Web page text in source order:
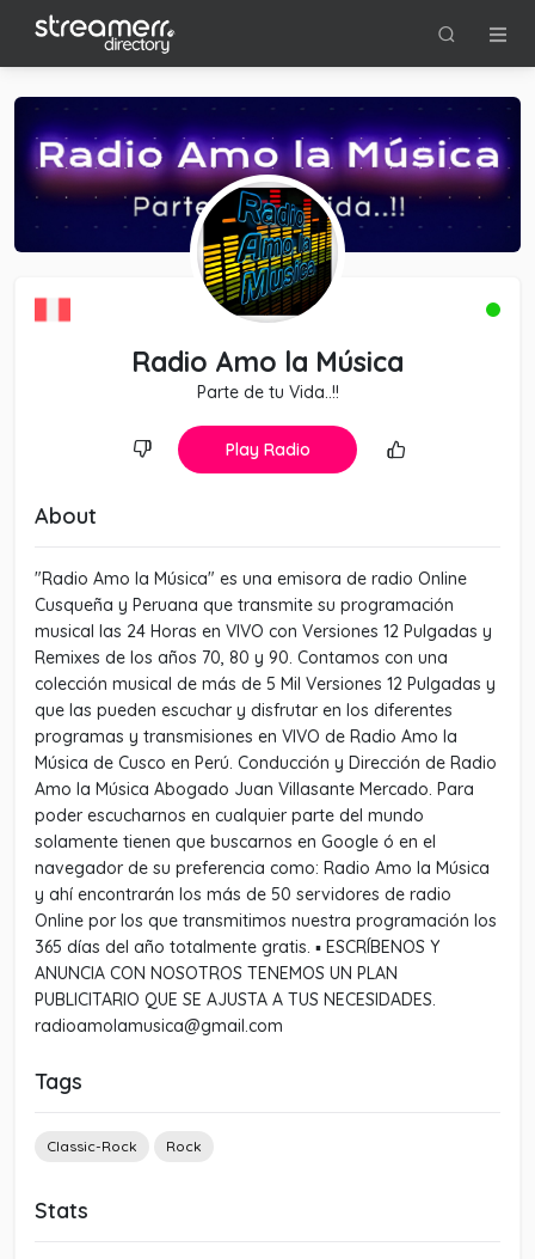
Radio Amo la Música
Parte de tu Vida..!!
Play Radio
About
"Radio Amo la Música" es una emisora de radio Online
Cusqueña y Peruana que transmite su programación
musical las 24 Horas en VIVO con Versiones 12 Pulgadas y
Remixes de los años 70, 80 y 90. Contamos con una
colección musical de más de 5 Mil Versiones 12 Pulgadas y
que las pueden escuchar y disfrutar en los diferentes
programas y transmisiones en VIVO de Radio Amo la
Música de Cusco en Perú. Conducción y Dirección de Radio
Amo la Música Abogado Juan Villasante Mercado. Para
poder escucharnos en cualquier parte del mundo
solamente tienen que buscarnos en Google ó en el
navegador de su preferencia como: Radio Amo la Música
y ahí encontrarán los más de 50 servidores de radio
Online por los que transmitimos nuestra programación los
365 días del año totalmente gratis. ▪︎ ESCRÍBENOS Y
ANUNCIA CON NOSOTROS TENEMOS UN PLAN
PUBLICITARIO QUE SE AJUSTA A TUS NECESIDADES.
radioamolamusica@gmail.com
Tags
Classic-Rock Rock
Stats